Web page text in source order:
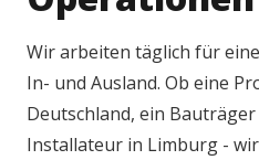
Wir arbeiten täglich für
In- und Ausland. Ob eine
Deutschland, ein
Installateur in Limburg -